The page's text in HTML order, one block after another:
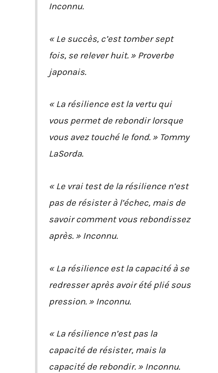
Inconnu.
« Le succès, c’est tomber sept
fois, se relever huit. » Proverbe
japonais.
« La résilience est la vertu qui
vous permet de rebondir lorsque
vous avez touché le fond. » Tommy
LaSorda.
« Le vrai test de la résilience n’est
pas de résister à l’échec, mais de
savoir comment vous rebondissez
après. » Inconnu.
« La résilience est la capacité à se
redresser après avoir été plié sous
pression. » Inconnu.
« La résilience n’est pas la
capacité de résister, mais la
capacité de rebondir. » Inconnu.